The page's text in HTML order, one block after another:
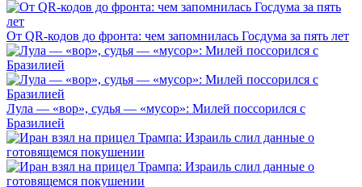
От QR-кодов до фронта: чем запомнилась Госдума за пять лет
Лула — «вор», судья — «мусор»: Милей поссорился с
Бразилией